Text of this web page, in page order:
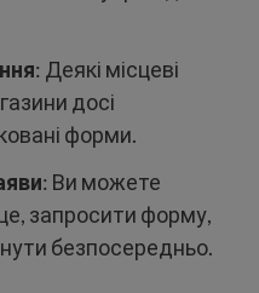
: Деякі місцеві
досі
форми.
: Ви можете
запросити форму,
безпосередньо.